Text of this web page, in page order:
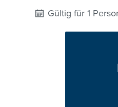
Gültig für 1